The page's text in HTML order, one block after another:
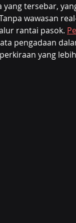
tersebar,
wawasan
rantai pasok.
pengadaan
yang